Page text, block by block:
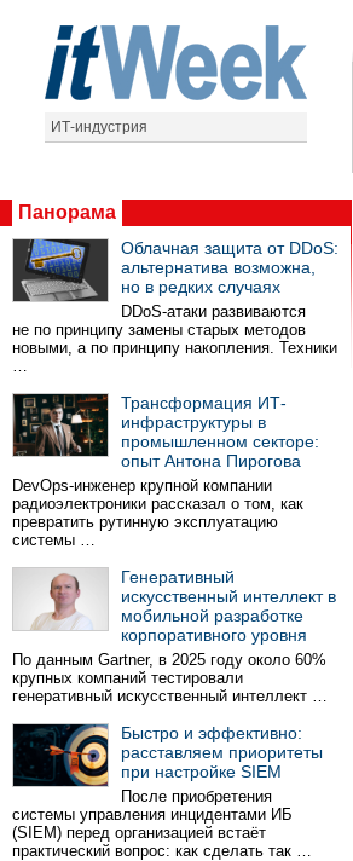
ИТ-индустрия
Панорама
Облачная защита от DDoS:
альтернатива возможна,
но в редких случаях
DDoS-атаки развиваются
не по принципу замены старых методов
новыми, а по принципу накопления. Техники
…
Трансформация ИТ-
инфраструктуры в
промышленном секторе:
опыт Антона Пирогова
DevOps-инженер крупной компании
радиоэлектроники рассказал о том, как
превратить рутинную эксплуатацию
системы …
Генеративный
искусственный интеллект в
мобильной разработке
корпоративного уровня
По данным Gartner, в 2025 году около 60%
крупных компаний тестировали
генеративный искусственный интеллект …
Быстро и эффективно:
расставляем приоритеты
при настройке SIEM
После приобретения
системы управления инцидентами ИБ
(SIEM) перед организацией встаёт
практический вопрос: как сделать так …